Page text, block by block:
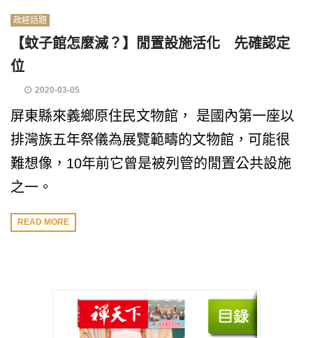
政經話題
【蚊子館怎麼滅？】閒置設施活化 先確認定
位
2020-03-05
屏東縣來義鄉原住民文物館， 是國內第一座以
排灣族五年祭儀為展覽範疇的文物館，可能很
難想像，10年前它曾是被列管的閒置公共設施
之一。
READ MORE